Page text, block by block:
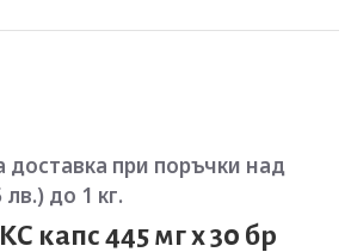
доставка при поръчки над
до 1 кг.
445 мг х 30 бр